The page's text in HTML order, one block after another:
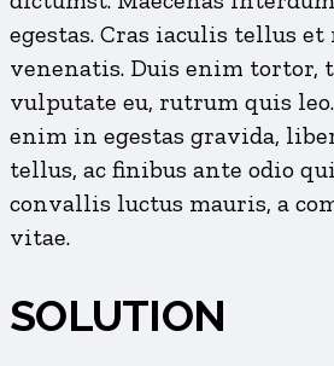
egestas. Cras iaculis tellus et
venenatis. Duis enim tortor,
vulputate eu, rutrum quis
enim in egestas gravida,
tellus, ac finibus ante odio
convallis luctus mauris, a
vitae.
SOLUTION